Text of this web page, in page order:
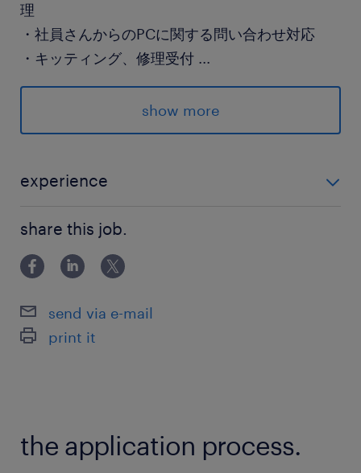
理
・社員さんからのPCに関する問い合わせ対応
・キッティング、修理受付 ...
・サーバやNWの運用 など
◇チーム体制：17名
派遣先の特徴
◇大手企業
◇無料シャトルバスあり
◇サブリーダー
◇ITサポート
◇土日休み
◇交通費支給
show more
experience
ルプデスクのご経験のある方
share this job.
send via e-mail
print it
the application process.